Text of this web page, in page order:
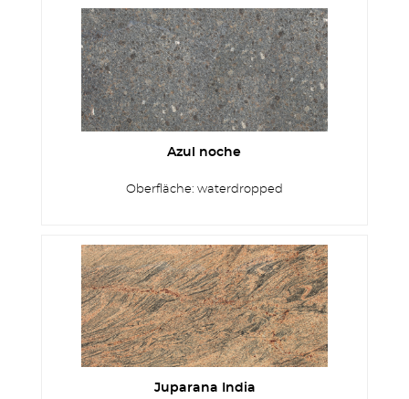
Azul noche
Oberfläche: waterdropped
Juparana India